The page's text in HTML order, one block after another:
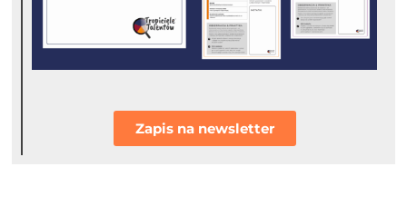
Zapis na newsletter